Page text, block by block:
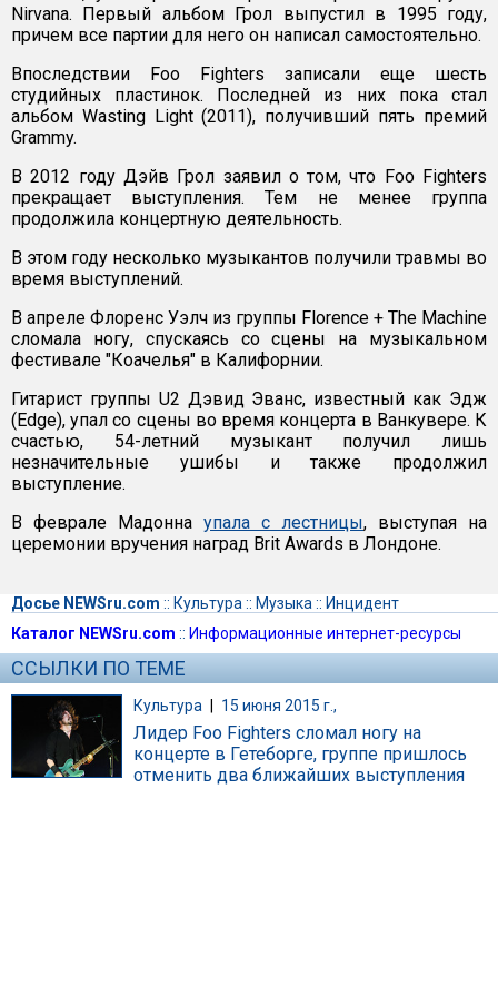
Nirvana. Первый альбом Грол выпустил в 1995 году,
причем все партии для него он написал самостоятельно.
Впоследствии Foo Fighters записали еще шесть
студийных пластинок. Последней из них пока стал
альбом Wasting Light (2011), получивший пять премий
Grammy.
В 2012 году Дэйв Грол заявил о том, что Foo Fighters
прекращает выступления. Тем не менее группа
продолжила концертную деятельность.
В этом году несколько музыкантов получили травмы во
время выступлений.
В апреле Флоренс Уэлч из группы Florence + The Machine
сломала ногу, спускаясь со сцены на музыкальном
фестивале "Коачелья" в Калифорнии.
Гитарист группы U2 Дэвид Эванс, известный как Эдж
(Edge), упал со сцены во время концерта в Ванкувере. К
счастью, 54-летний музыкант получил лишь
незначительные ушибы и также продолжил
выступление.
В феврале Мадонна упала с лестницы, выступая на
церемонии вручения наград Brit Awards в Лондоне.
Досье NEWSru.com :: Культура :: Музыка :: Инцидент
Каталог NEWSru.com :: Информационные интернет-ресурсы
ССЫЛКИ ПО ТЕМЕ
Культура | 15 июня 2015 г.,
Лидер Foo Fighters сломал ногу на
концерте в Гетеборге, группе пришлось
отменить два ближайших выступления